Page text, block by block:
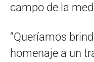
campo de la
“Queríamos
homenaje a un